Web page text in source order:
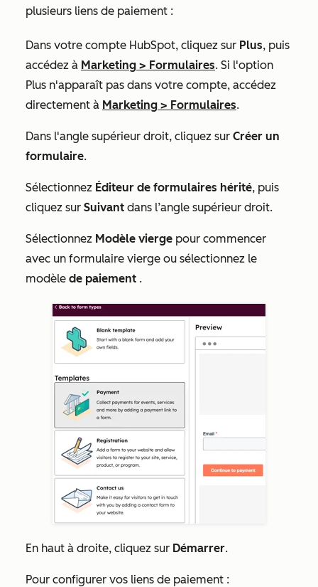
plusieurs liens de paiement :
Dans votre compte HubSpot, cliquez sur Plus, puis
accédez à Marketing > Formulaires. Si l'option
Plus n'apparaît pas dans votre compte, accédez
directement à Marketing > Formulaires.
Dans l'angle supérieur droit, cliquez sur Créer un
formulaire.
Sélectionnez Éditeur de formulaires hérité, puis
cliquez sur Suivant dans l’angle supérieur droit.
Sélectionnez Modèle vierge pour commencer
avec un formulaire vierge ou sélectionnez le
modèle de paiement .
En haut à droite, cliquez sur Démarrer.
Pour configurer vos liens de paiement :